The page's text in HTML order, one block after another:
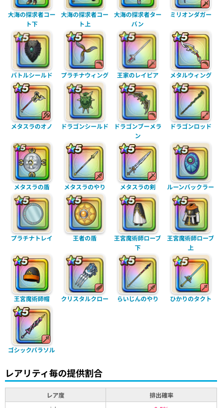
大海の探求者コー
ト下
大海の探求者コー
ト上
大海の探求者ター
バン
ミリオンダガー
バトルシールド プラチナウィング 王家のレイピア メタルウィング
メタスラのオノ ドラゴンシールド
ドラゴンブーメラ
ン
ドラゴンロッド
メタスラの盾 メタスラのやり メタスラの剣 ルーンバックラー
プラチナトレイ 王者の盾
王宮魔術師ローブ
下
王宮魔術師ローブ
上
王宮魔術師帽 クリスタルクロー らいじんのやり ひかりのタクト
ゴシックパラソル
レアリティ毎の提供割合
レア度
排出確率